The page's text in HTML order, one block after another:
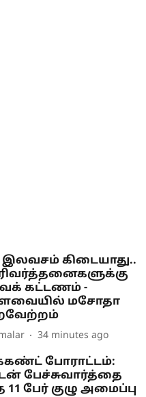
கிடையாது..
கட்டணம் -
மசோதா
34 minutes ago
போராட்டம்:
பேச்சுவார்த்தை
11 பேர் குழு அமைப்பு